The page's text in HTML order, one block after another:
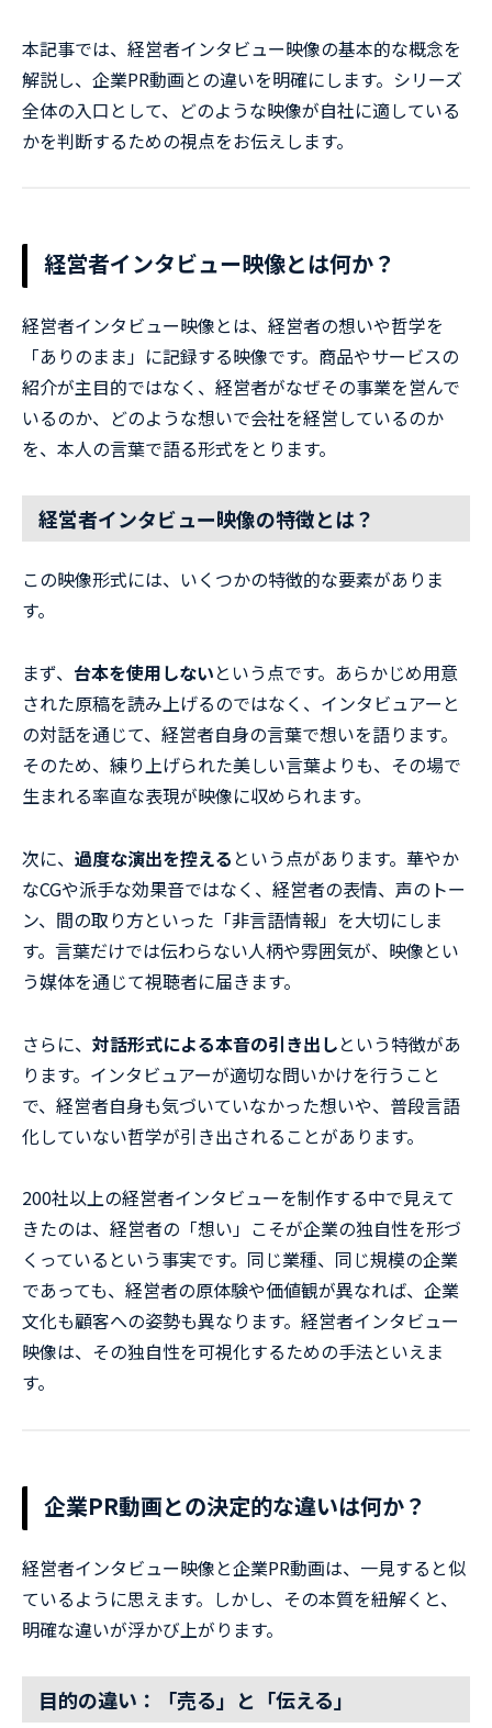
本記事では、経営者インタビュー映像の基本的な概念を
解説し、企業PR動画との違いを明確にします。シリーズ
全体の入口として、どのような映像が自社に適している
かを判断するための視点をお伝えします。
経営者インタビュー映像とは何か？
経営者インタビュー映像とは、経営者の想いや哲学を
「ありのまま」に記録する映像です。商品やサービスの
紹介が主目的ではなく、経営者がなぜその事業を営んで
いるのか、どのような想いで会社を経営しているのか
を、本人の言葉で語る形式をとります。
経営者インタビュー映像の特徴とは？
この映像形式には、いくつかの特徴的な要素がありま
す。
まず、 台本を使用しないという点です。あらかじめ用意
された原稿を読み上げるのではなく、インタビュアーと
の対話を通じて、経営者自身の言葉で想いを語ります。
そのため、練り上げられた美しい言葉よりも、その場で
生まれる率直な表現が映像に収められます。
次に、 過度な演出を控える という点があります。華やか
なCGや派手な効果音ではなく、経営者の表情、声のトー
ン、間の取り方といった「非言語情報」を大切にしま
す。言葉だけでは伝わらない人柄や雰囲気が、映像とい
う媒体を通じて視聴者に届きます。
さらに、 対話形式による本音の引き出しという特徴があ
ります。インタビュアーが適切な問いかけを行うこと
で、経営者自身も気づいていなかった想いや、普段言語
化していない哲学が引き出されることがあります。
200社以上の経営者インタビューを制作する中で見えて
きたのは、経営者の「想い」こそが企業の独自性を形づ
くっているという事実です。同じ業種、同じ規模の企業
であっても、経営者の原体験や価値観が異なれば、企業
文化も顧客への姿勢も異なります。経営者インタビュー
映像は、その独自性を可視化するための手法といえま
す。
企業PR動画との決定的な違いは何か？
経営者インタビュー映像と企業PR動画は、一見すると似
ているように思えます。しかし、その本質を紐解くと、
明確な違いが浮かび上がります。
目的の違い：「売る」と「伝える」